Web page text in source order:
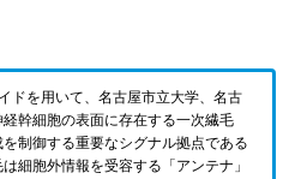
ドを用いて、名古屋市立大学、名古
幹細胞の表面に存在する一次繊毛
制御する重要なシグナル拠点である
細胞外情報を受容する「アンテナ」